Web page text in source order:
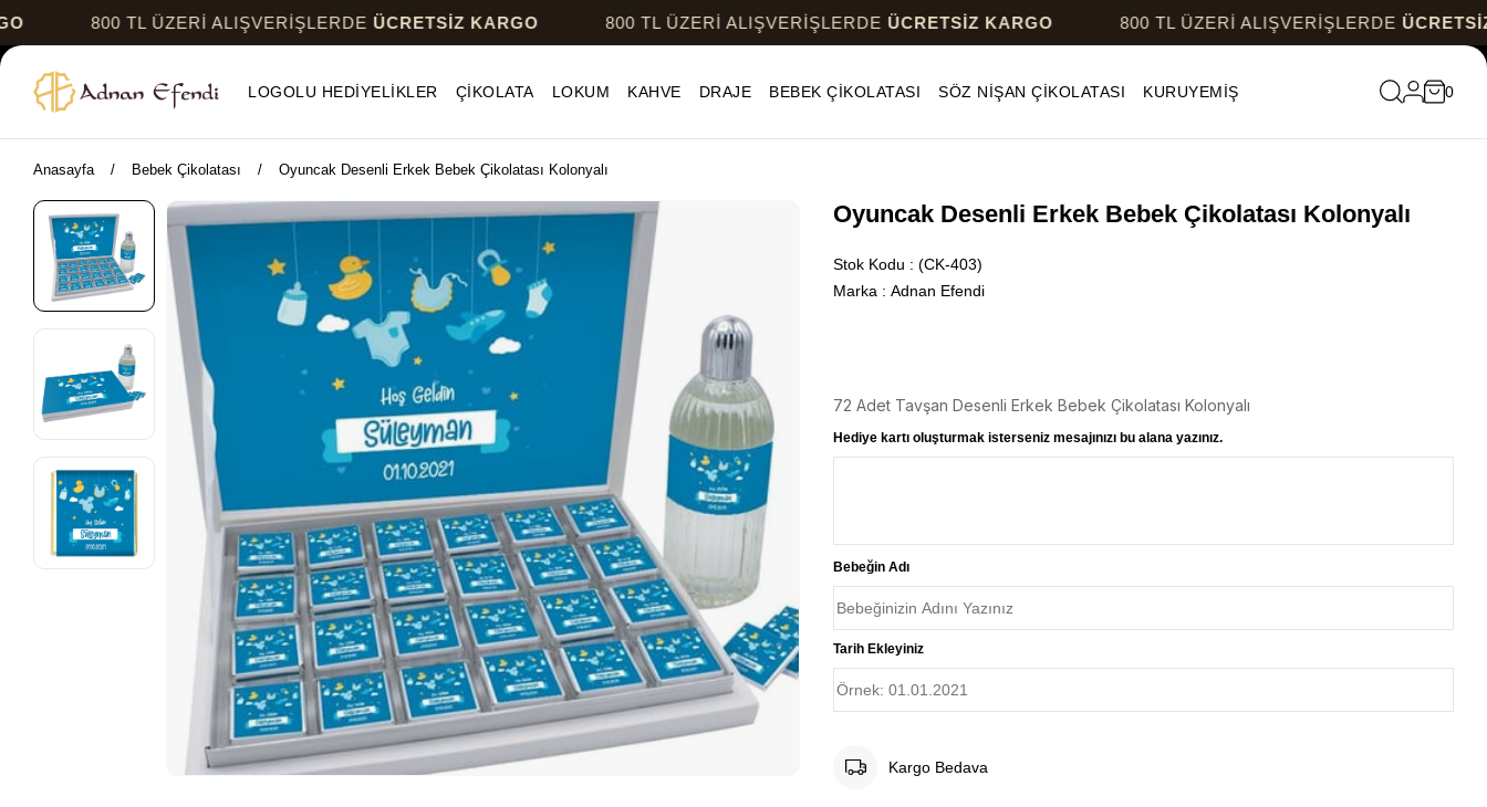
800 TL ÜZERİ ALIŞVERİŞLERDEÜCRETSİZ KARGO 800 TL ÜZERİ ALIŞVERİŞLERDEÜCRETSİZ KARGO 800 TL ÜZERİ ALIŞVERİŞLERDEÜCRETSİZ KARGO
LOGOLU HEDİYELİKLER ÇİKOLATA LOKUM KAHVE DRAJE BEBEK ÇİKOLATASI SÖZ NİŞAN ÇİKOLATASI KURUYEMİŞ 0
Anasayfa Bebek Çikolatası Oyuncak Desenli Erkek Bebek Çikolatası Kolonyalı
Oyuncak Desenli Erkek Bebek Çikolatası Kolonyalı
Stok Kodu
(CK-403)
Marka : Adnan Efendi
72 Adet Tavşan Desenli Erkek Bebek Çikolatası Kolonyalı
Hediye kartı oluşturmak isterseniz mesajınızı bu alana yazınız.
Bebeğin Adı
Tarih Ekleyiniz
Kargo Bedava